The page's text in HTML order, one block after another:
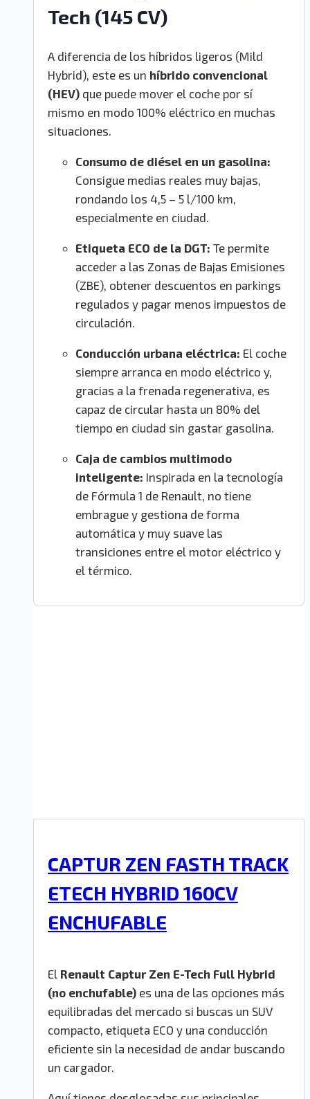
Tech (145 CV)
A diferencia de los híbridos ligeros (Mild
Hybrid), este es un híbrido convencional
(HEV) que puede mover el coche por sí
mismo en modo 100% eléctrico en muchas
situaciones.
Consumo de diésel en un gasolina:
Consigue medias reales muy bajas,
rondando los 4,5 – 5 l/100 km,
especialmente en ciudad.
Etiqueta ECO de la DGT: Te permite
acceder a las Zonas de Bajas Emisiones
(ZBE), obtener descuentos en parkings
regulados y pagar menos impuestos de
circulación.
Conducción urbana eléctrica: El coche
siempre arranca en modo eléctrico y,
gracias a la frenada regenerativa, es
capaz de circular hasta un 80% del
tiempo en ciudad sin gastar gasolina.
Caja de cambios multimodo
inteligente: Inspirada en la tecnología
de Fórmula 1 de Renault, no tiene
embrague y gestiona de forma
automática y muy suave las
transiciones entre el motor eléctrico y
el térmico.
CAPTUR ZEN FASTH TRACK
ETECH HYBRID 160CV
ENCHUFABLE
El Renault Captur Zen E-Tech Full Hybrid
(no enchufable) es una de las opciones más
equilibradas del mercado si buscas un SUV
compacto, etiqueta ECO y una conducción
eficiente sin la necesidad de andar buscando
un cargador.